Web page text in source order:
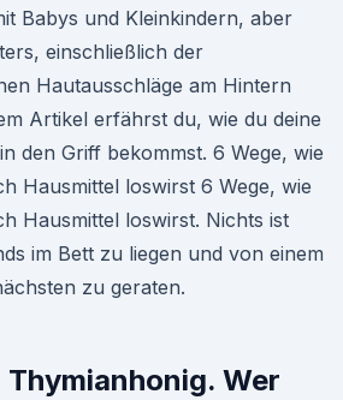
Babys und Kleinkindern, aber
einschließlich der
Hautausschläge am Hintern
Artikel erfährst du, wie du deine
den Griff bekommst. 6 Wege, wie
Hausmittel loswirst 6 Wege, wie
Hausmittel loswirst. Nichts ist
im Bett zu liegen und von einem
zu geraten.
Wer